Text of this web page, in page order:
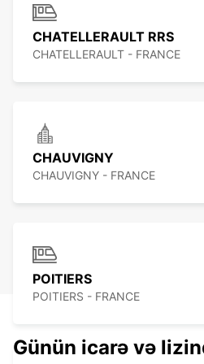
CHATELLERAULT RRS
CHATELLERAULT - FRANCE
CHAUVIGNY
CHAUVIGNY - FRANCE
POITIERS
POITIERS - FRANCE
Günün icarə və